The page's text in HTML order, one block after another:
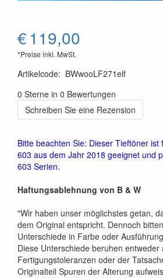
€119,00
*Preise inkl. MwSt.
Artikelcode: BWwooLF271elf
0 Sterne in 0 Bewertungen
Schreiben Sie eine Rezension
Bitte beachten Sie: Dieser Tieftöner
603 aus dem Jahr 2018 geeignet und
603 Serien.
Haftungsablehnung von B & W
"Wir haben unser möglichstes getan,
dem Original entspricht. Dennoch
Unterschiede in Farbe oder
Diese Unterschiede beruhen entweder
Fertigungstoleranzen oder der
Originalteil Spuren der Alterung